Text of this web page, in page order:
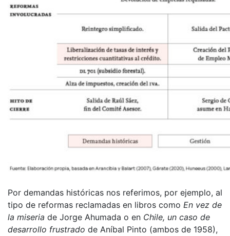
Por demandas históricas nos referimos, por ejemplo, al
tipo de reformas reclamadas en libros como En vez de
la miseria de Jorge Ahumada o en Chile, un caso de
desarrollo frustrado de Aníbal Pinto (ambos de 1958),